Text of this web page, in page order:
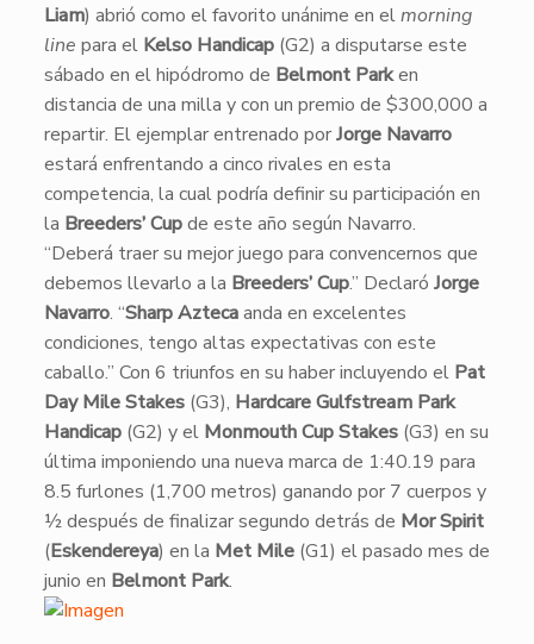
Liam) abrió como el favorito unánime en elmorning
line para el Kelso Handicap(G2) a disputarse este
sábado en el hipódromo de Belmont Parken
distancia de una milla y con un premio de $300,000 a
repartir. El ejemplar entrenado porJorge Navarro
estará enfrentando a cinco rivales en esta
competencia, la cual podría definir su participación en
la Breeders’ Cupde este año según Navarro.
​“Deberá traer su mejor juego para convencernos que
debemos llevarlo a la Breeders’ Cup.” Declaró Jorge
Navarro. “Sharp Aztecaanda en excelentes
condiciones, tengo altas expectativas con este
caballo.” Con 6 triunfos en su haber incluyendo el Pat
Day Mile Stakes(G3), Hardcare Gulfstream Park
Handicap(G2) y el Monmouth Cup Stakes(G3) en su
última imponiendo una nueva marca de 1:40.19 para
8.5 furlones (1,700 metros) ganando por 7 cuerpos y
½ después de finalizar segundo detrás de Mor Spirit
(Eskendereya) en la Met Mile(G1) el pasado mes de
junio en Belmont Park.